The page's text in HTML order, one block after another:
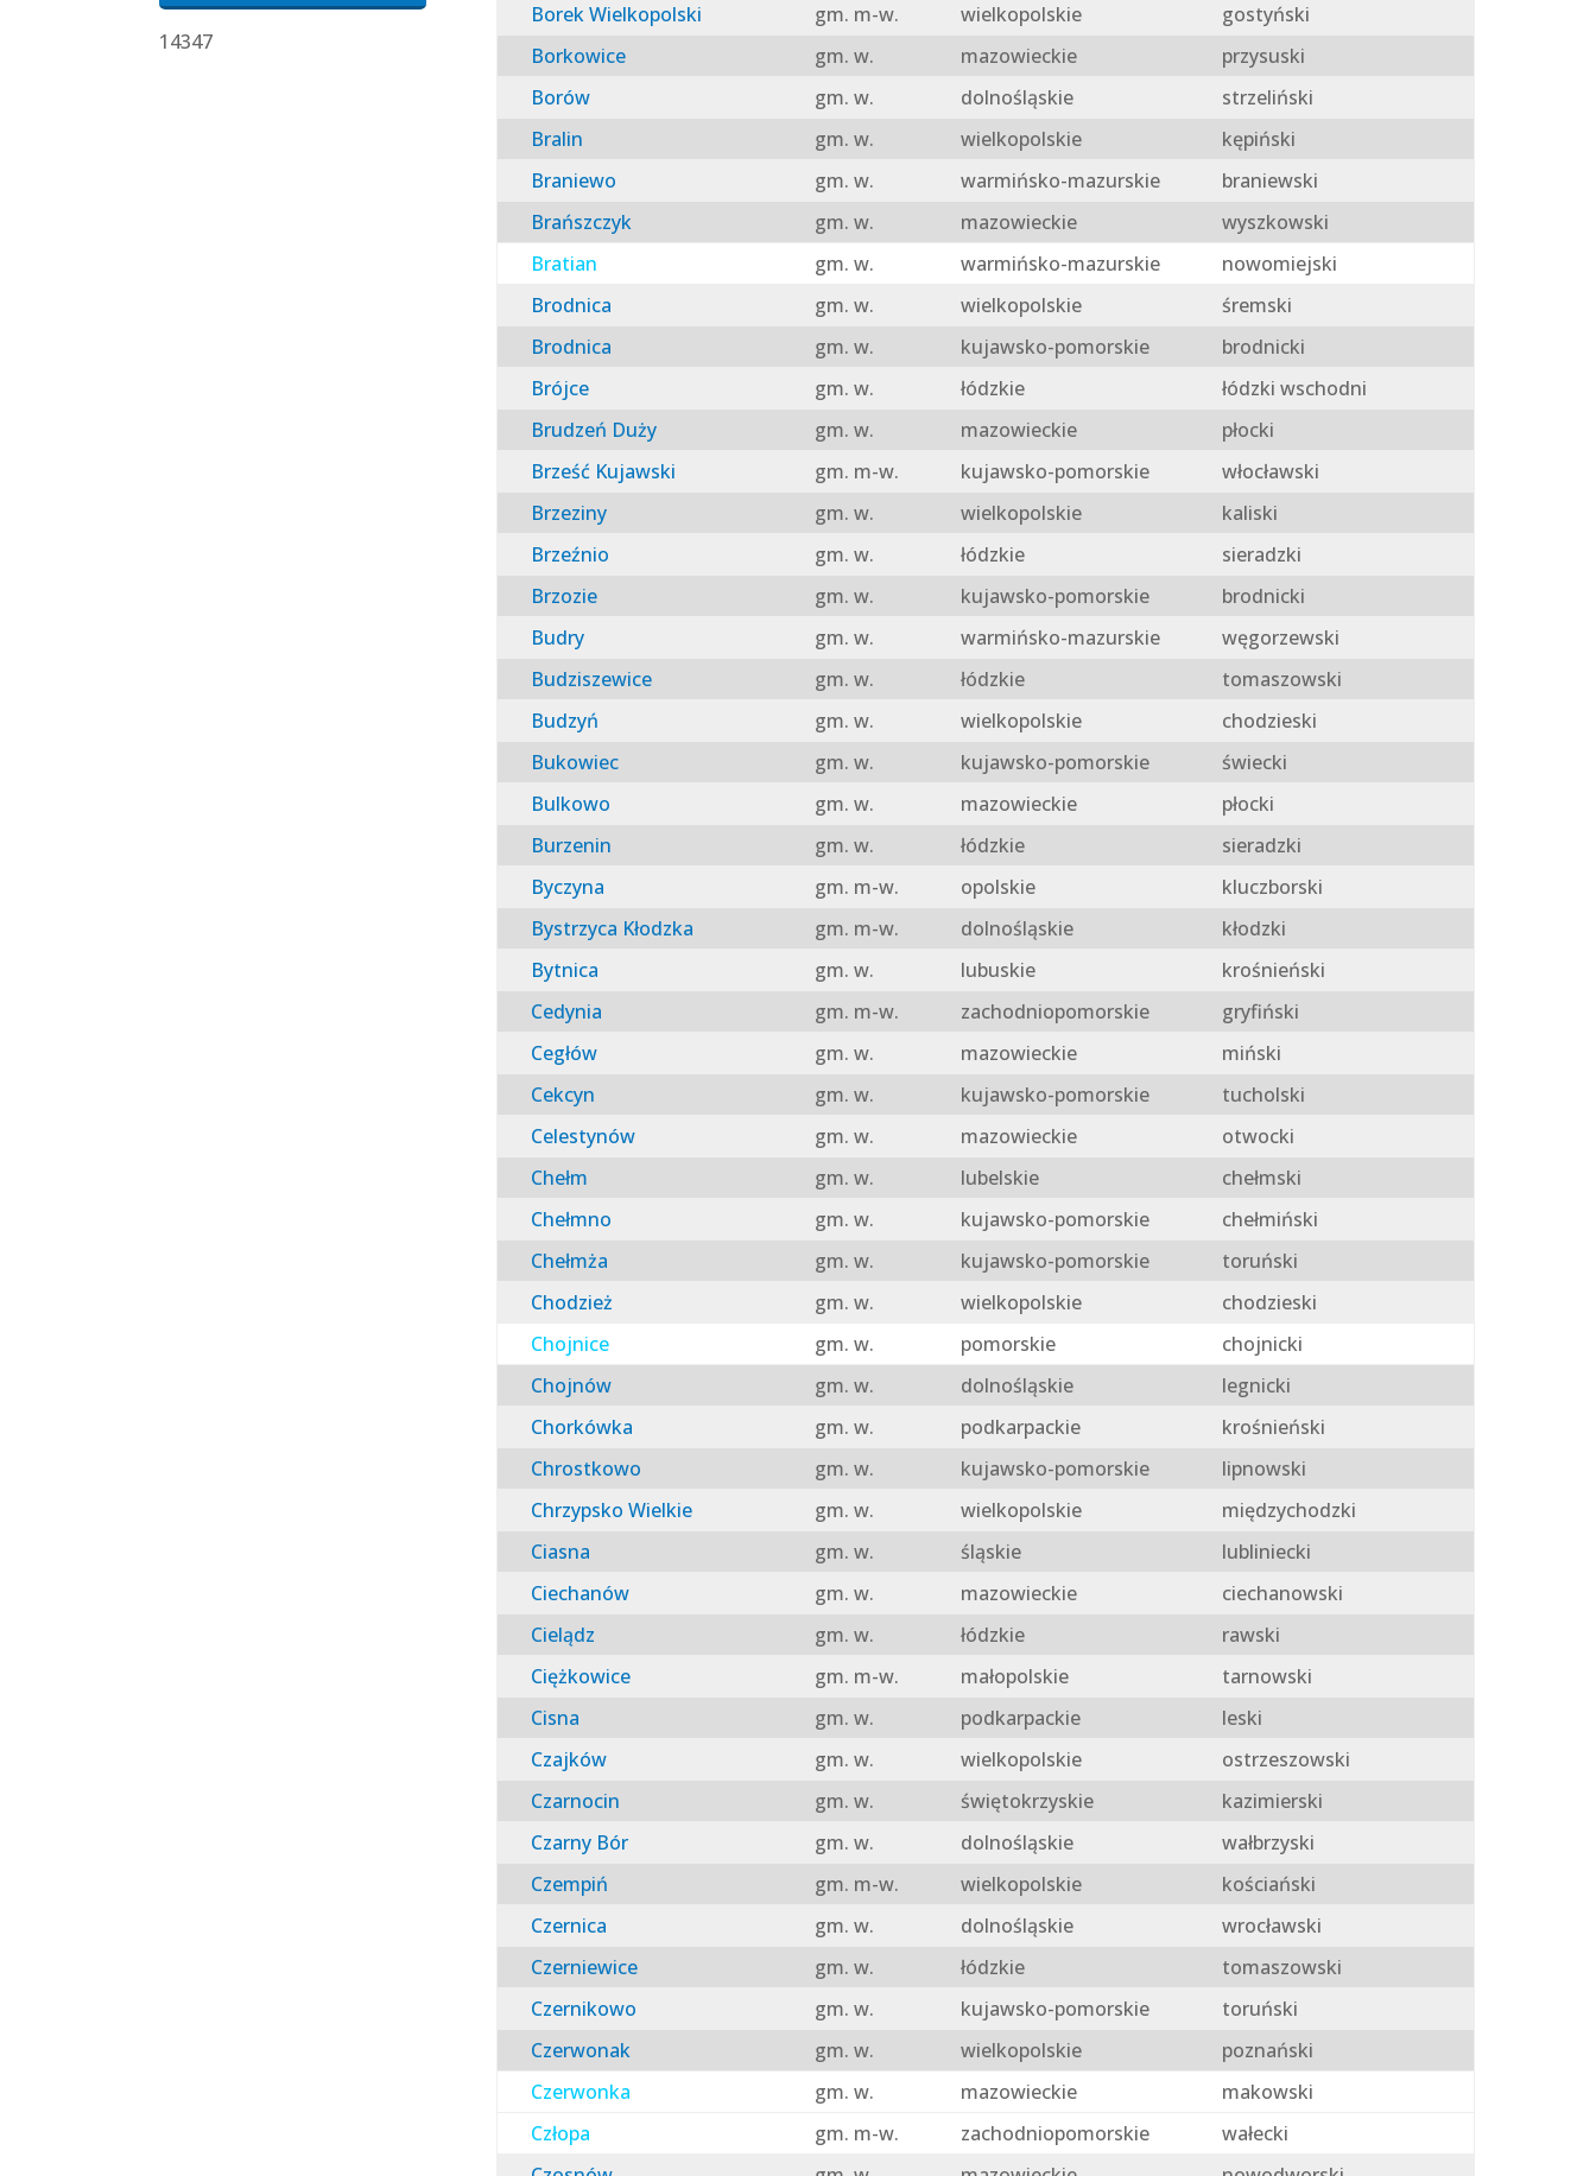
Borek Wielkopolski
gm. m-w. wielkopolskie
gostyński
Borkowice
gm. w. mazowieckie
przysuski
Borów
gm. w. dolnośląskie
strzeliński
Bralin
gm. w. wielkopolskie
kępiński
Braniewo
gm. w. warmińsko-mazurskie
braniewski
Brańszczyk
gm. w. mazowieckie
wyszkowski
Bratian
gm. w. warmińsko-mazurskie
nowomiejski
Brodnica
gm. w. wielkopolskie
śremski
Brodnica
gm. w. kujawsko-pomorskie
brodnicki
Brójce
gm. w. łódzkie
łódzki wschodni
Brudzeń Duży
gm. w. mazowieckie
płocki
Brześć Kujawski
gm. m-w. kujawsko-pomorskie
włocławski
Brzeziny
gm. w. wielkopolskie
kaliski
Brzeźnio
gm. w. łódzkie
sieradzki
Brzozie
gm. w. kujawsko-pomorskie
brodnicki
Budry
gm. w. warmińsko-mazurskie
węgorzewski
Budziszewice
gm. w. łódzkie
tomaszowski
Budzyń
gm. w. wielkopolskie
chodzieski
Bukowiec
gm. w. kujawsko-pomorskie
świecki
Bulkowo
gm. w. mazowieckie
płocki
Burzenin
gm. w. łódzkie
sieradzki
Byczyna
gm. m-w. opolskie
kluczborski
Bystrzyca Kłodzka
gm. m-w. dolnośląskie
kłodzki
Bytnica
gm. w. lubuskie
krośnieński
Cedynia
gm. m-w. zachodniopomorskie
gryfiński
Cegłów
gm. w. mazowieckie
miński
Cekcyn
gm. w. kujawsko-pomorskie
tucholski
Celestynów
gm. w. mazowieckie
otwocki
Chełm
gm. w. lubelskie
chełmski
Chełmno
gm. w. kujawsko-pomorskie
chełmiński
Chełmża
gm. w. kujawsko-pomorskie
toruński
Chodzież
gm. w. wielkopolskie
chodzieski
Chojnice
gm. w. pomorskie
chojnicki
Chojnów
gm. w. dolnośląskie
legnicki
Chorkówka
gm. w. podkarpackie
krośnieński
Chrostkowo
gm. w. kujawsko-pomorskie
lipnowski
Chrzypsko Wielkie
gm. w. wielkopolskie
międzychodzki
Ciasna
gm. w. śląskie
lubliniecki
Ciechanów
gm. w. mazowieckie
ciechanowski
Cielądz
gm. w. łódzkie
rawski
Ciężkowice
gm. m-w. małopolskie
tarnowski
Cisna
gm. w. podkarpackie
leski
Czajków
gm. w. wielkopolskie
ostrzeszowski
Czarnocin
gm. w. świętokrzyskie
kazimierski
Czarny Bór
gm. w. dolnośląskie
wałbrzyski
Czempiń
gm. m-w. wielkopolskie
kościański
Czernica
gm. w. dolnośląskie
wrocławski
Czerniewice
gm. w. łódzkie
tomaszowski
Czernikowo
gm. w. kujawsko-pomorskie
toruński
Czerwonak
gm. w. wielkopolskie
poznański
Czerwonka
gm. w. mazowieckie
makowski
Człopa
gm. m-w. zachodniopomorskie
wałecki
14347